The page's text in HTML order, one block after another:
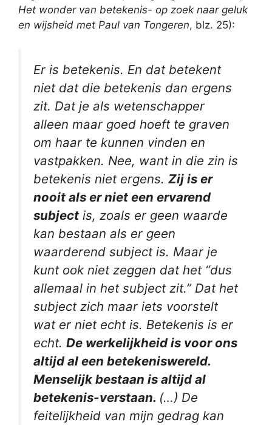
Het wonder van betekenis- op zoek naar geluk
en wijsheid met Paul van Tongeren, blz. 25):
Er is betekenis. En dat betekent
niet dat die betekenis dan ergens
zit. Dat je als wetenschapper
alleen maar goed hoeft te graven
om haar te kunnen vinden en
vastpakken. Nee, want in die zin is
betekenis niet ergens. Zij is er
nooit als er niet een ervarend
subject is, zoals er geen waarde
kan bestaan als er geen
waarderend subject is. Maar je
kunt ook niet zeggen dat het “dus
allemaal in het subject zit.” Dat het
subject zich maar iets voorstelt
wat er niet echt is. Betekenis is er
echt. De werkelijkheid is voor ons
altijd al een betekeniswereld.
Menselijk bestaan is altijd al
betekenis-verstaan. (…) De
feitelijkheid van mijn gedrag kan